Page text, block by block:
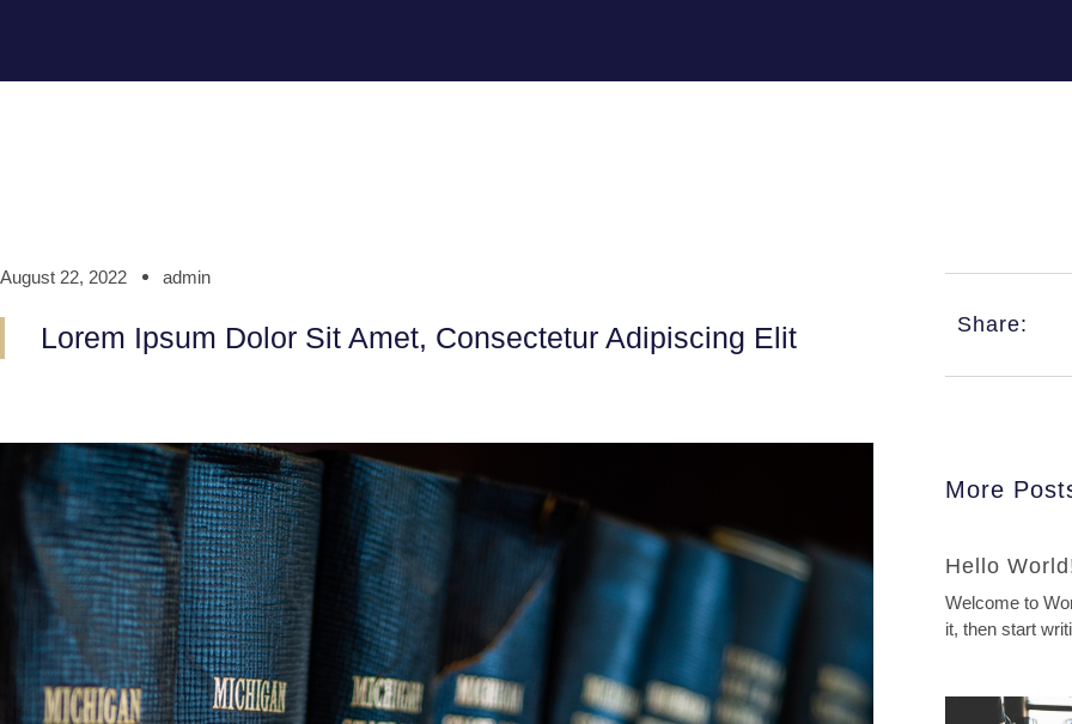
August 22, 2022 admin
Lorem Ipsum Dolor Sit Amet, Consectetur Adipiscing Elit Share:
More
Hello
Welcome to
it, then start